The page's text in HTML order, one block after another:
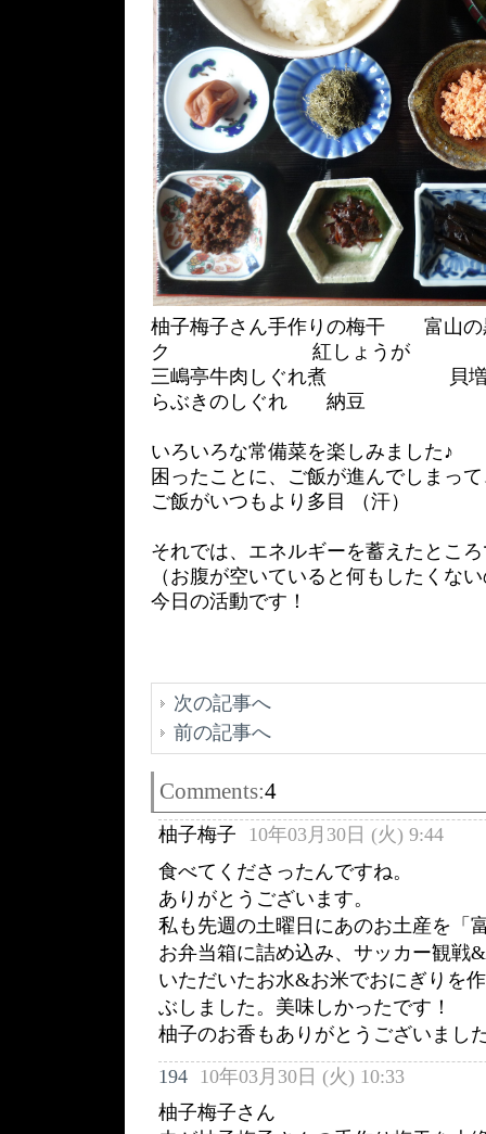
柚子梅子さん手作りの梅干 富山
ク 紅しょうが
三嶋亭牛肉しぐれ煮 貝増
らぶきのしぐれ 納豆
いろいろな常備菜を楽しみました♪
困ったことに、ご飯が進んでしまっ
ご飯がいつもより多目 （汗）
それでは、エネルギーを蓄えたとこ
（お腹が空いていると何もしたくな
今日の活動です！
次の記事へ
前の記事へ
Comments:4
柚子梅子
10年03月30日 (火) 9:44
食べてくださったんですね。
ありがとうございます。
私も先週の土曜日にあのお土産を「
お弁当箱に詰め込み、サッカー観戦
いただいたお水&お米でおにぎりを
ぶしました。美味しかったです！
柚子のお香もありがとうございまし
194
10年03月30日 (火) 10:33
柚子梅子さん